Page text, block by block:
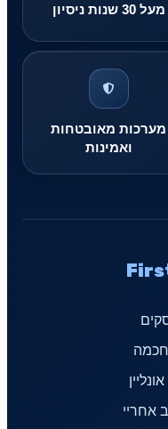
מעל 30 שנות ניסיון
מערכות מאובטחות
ואמינות
חכמה
אחריי